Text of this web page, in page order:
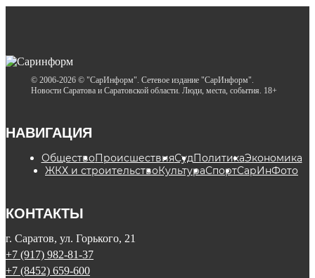
© 2006-2026 © "СарИнформ". Сетевое издание "СарИнформ".
Новости Саратова и Саратовской области. Люди, места, события. 18+
НАВИГАЦИЯ
ОбществоПроисшествияСудПолитикаЭкономика
ЖКХ и строительствоКультураСпортСарИнФото
КОНТАКТЫ
г. Саратов, ул. Горького, 21
+7 (917) 982-81-37
+7 (8452) 659-600